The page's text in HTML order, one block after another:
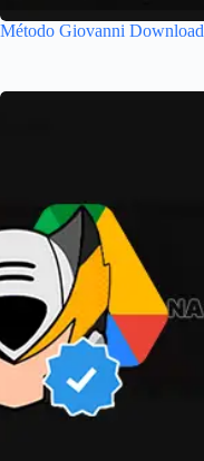
Método Giovanni Download